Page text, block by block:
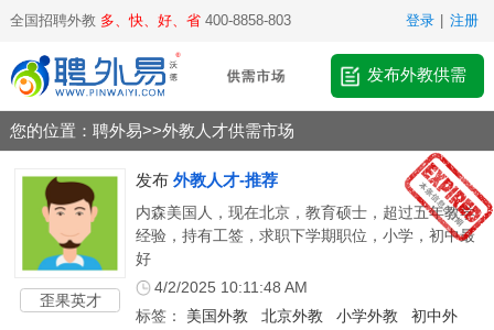
全国招聘外教 多、快、好、省400-8858-803 登录 注册
发布外教供需
您的位置： 聘外易>>外教人才供需市场
歪果英才
发布 外教人才-推荐
内森美国人，现在北京，教育硕士，超过五年教学
经验，持有工签，求职下学期职位，小学，初中最
好
4/2/2025 10:11:48 AM
标签： 美国外教 北京外教 小学外教
初中外